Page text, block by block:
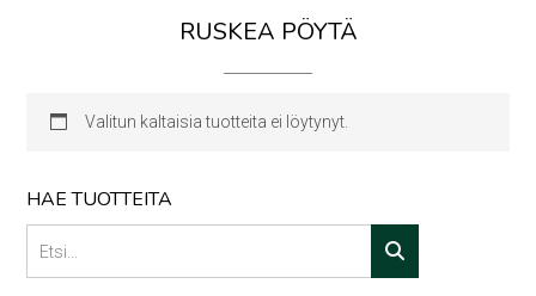
RUSKEA PÖYTÄ
Valitun kaltaisia tuotteita ei löytynyt.
HAE TUOTTEITA